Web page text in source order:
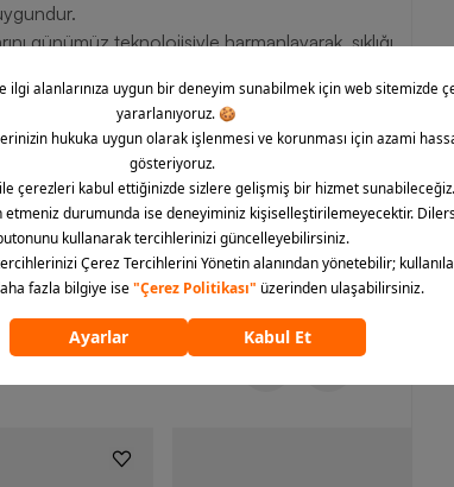
günümüz teknolojisiyle harmanlayarak, şıklığı
P-6000 ile modern form kazanır. Konforlu, şık
ve günlük kullanımda dikkat çeker.
üzerinden sahip olabilirsiniz.